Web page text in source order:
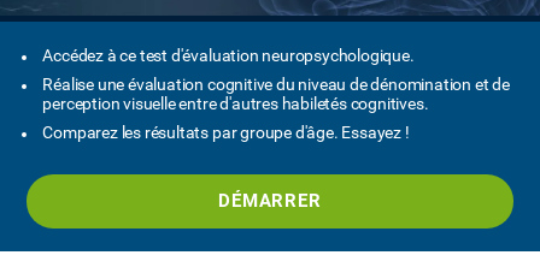
Accédez à ce test d'évaluation neuropsychologique.
Réalise une évaluation cognitive du niveau de dénomination et de
perception visuelle entre d'autres habiletés cognitives.
Comparez les résultats par groupe d'âge. Essayez !
DÉMARRER